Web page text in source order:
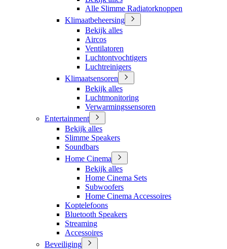
Alle Slimme Radiatorknoppen
Klimaatbeheersing
Bekijk alles
Aircos
Ventilatoren
Luchtontvochtigers
Luchtreinigers
Klimaatsensoren
Bekijk alles
Luchtmonitoring
Verwarmingssensoren
Entertainment
Bekijk alles
Slimme Speakers
Soundbars
Home Cinema
Bekijk alles
Home Cinema Sets
Subwoofers
Home Cinema Accessoires
Koptelefoons
Bluetooth Speakers
Streaming
Accessoires
Beveiliging